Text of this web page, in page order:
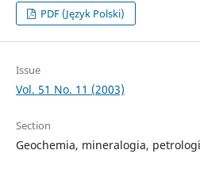
PDF (Język Polski)
Issue
Vol. 51 No. 11 (2003)
Section
Geochemia, mineralogia,